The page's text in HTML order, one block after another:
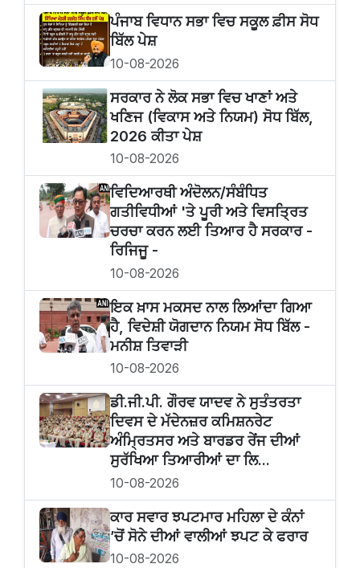
ਪੰਜਾਬ ਵਿਧਾਨ ਸਭਾ ਵਿਚ ਸਕੂਲ ਫ਼ੀਸ ਸੋਧ
ਬਿੱਲ ਪੇਸ਼
10-08-2026
ਸਰਕਾਰ ਨੇ ਲੋਕ ਸਭਾ ਵਿਚ ਖਾਣਾਂ ਅਤੇ
ਖਣਿਜ (ਵਿਕਾਸ ਅਤੇ ਨਿਯਮ) ਸੋਧ ਬਿੱਲ,
2026 ਕੀਤਾ ਪੇਸ਼
10-08-2026
ਵਿਦਿਆਰਥੀ ਅੰਦੋਲਨ/ਸੰਬੰਧਿਤ
ਗਤੀਵਿਧੀਆਂ 'ਤੇ ਪੂਰੀ ਅਤੇ ਵਿਸਤ੍ਰਿਤ
ਚਰਚਾ ਕਰਨ ਲਈ ਤਿਆਰ ਹੈ ਸਰਕਾਰ -
ਰਿਜਿਜੂ -
10-08-2026
ਇਕ ਖ਼ਾਸ ਮਕਸਦ ਨਾਲ ਲਿਆਂਦਾ ਗਿਆ
ਹੈ, ਵਿਦੇਸ਼ੀ ਯੋਗਦਾਨ ਨਿਯਮ ਸੋਧ ਬਿੱਲ -
ਮਨੀਸ਼ ਤਿਵਾੜੀ
10-08-2026
ਡੀ.ਜੀ.ਪੀ. ਗੌਰਵ ਯਾਦਵ ਨੇ ਸੁਤੰਤਰਤਾ
ਦਿਵਸ ਦੇ ਮੱਦੇਨਜ਼ਰ ਕਮਿਸ਼ਨਰੇਟ
ਅੰਮ੍ਰਿਤਸਰ ਅਤੇ ਬਾਰਡਰ ਰੇਂਜ ਦੀਆਂ
ਸੁਰੱਖਿਆ ਤਿਆਰੀਆਂ ਦਾ ਲਿ...
10-08-2026
ਕਾਰ ਸਵਾਰ ਝਪਟਮਾਰ ਮਹਿਲਾ ਦੇ ਕੰਨਾਂ
’ਚੋਂ ਸੋਨੇ ਦੀਆਂ ਵਾਲੀਆਂ ਝਪਟ ਕੇ ਫਰਾਰ
10-08-2026